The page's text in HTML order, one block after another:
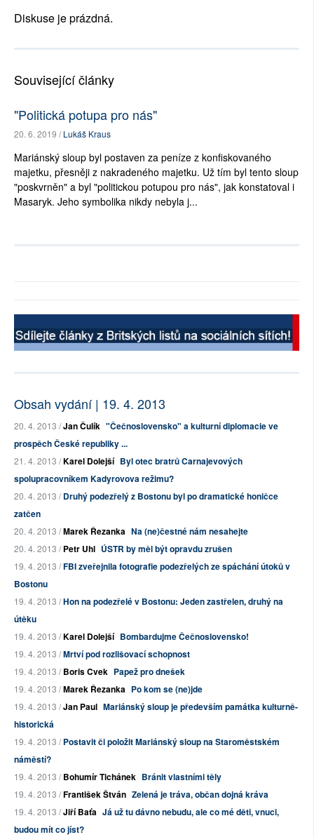
Diskuse je prázdná.
Související články
"Politická potupa pro nás"
20. 6. 2019 /Lukáš Kraus
Mariánský sloup byl postaven za peníze z konfiskovaného
majetku, přesněji z nakradeného majetku. Už tím byl tento sloup
"poskvrněn" a byl "politickou potupou pro nás", jak konstatoval i
Masaryk. Jeho symbolika nikdy nebyla j...
Obsah vydání | 19. 4. 2013
20. 4. 2013 /Jan Čulík "Čečnoslovensko" a kulturní diplomacie ve
prospěch České republiky ...
21. 4. 2013 /Karel Dolejší Byl otec bratrů Carnajevových
spolupracovníkem Kadyrovova režimu?
20. 4. 2013 /Druhý podezřelý z Bostonu byl po dramatické honičce
zatčen
20. 4. 2013 /Marek Řezanka Na (ne)čestné nám nesahejte
20. 4. 2013 /Petr Uhl ÚSTR by měl být opravdu zrušen
19. 4. 2013 /FBI zveřejnila fotografie podezřelých ze spáchání útoků v
Bostonu
19. 4. 2013 /Hon na podezřelé v Bostonu: Jeden zastřelen, druhý na
útěku
19. 4. 2013 /Karel Dolejší Bombardujme Čečnoslovensko!
19. 4. 2013 /Mrtví pod rozlišovací schopnost
19. 4. 2013 /Boris Cvek Papež pro dnešek
19. 4. 2013 /Marek Řezanka Po kom se (ne)jde
19. 4. 2013 /Jan Paul Mariánský sloup je především památka kulturně-
historická
19. 4. 2013 /Postavit či položit Mariánský sloup na Staroměstském
náměstí?
19. 4. 2013 /Bohumír Tichánek Bránit vlastními těly
19. 4. 2013 /František Štván Zelená je tráva, občan dojná kráva
19. 4. 2013 /Jiří Baťa Já už tu dávno nebudu, ale co mé děti, vnuci,
budou mít co jíst?